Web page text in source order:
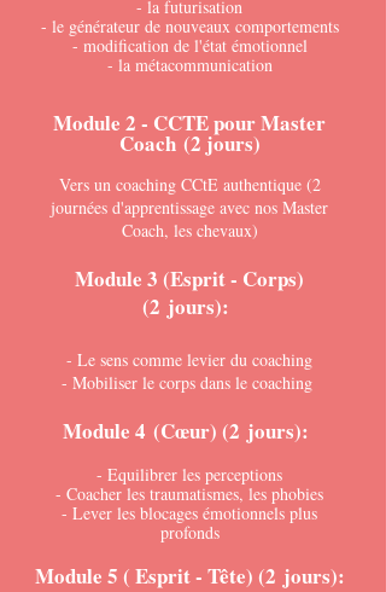
- la futurisation
- le générateur de nouveaux comportements
- modification de l'état émotionnel
- la métacommunication
Module 2 - CCTE pourMaster
Coach(2 jours)
Vers un coaching CCtE authentique (2
journées d'apprentissage avec nos Master
Coach, les chevaux)
Module 3 (Esprit - Corps)
(2 jours):
- Le sens comme levier du coaching
- Mobiliser le corps dans le coaching
Module 4 (Cœur) (2 jours):
- Equilibrer les perceptions
- Coacher les traumatismes, les phobies
- Lever les blocages émotionnels plus
profonds
Module 5 ( Esprit - Tête) (2 jours):